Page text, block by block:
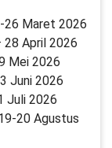
26 Maret 2026
28 April 2026
Mei 2026
Juni 2026
Juli 2026
20 Agustus